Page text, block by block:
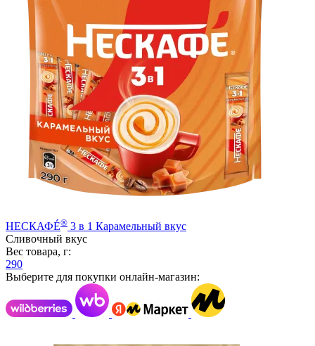
НЕСКАФÉ® 3 в 1 Карамельный вкус
Сливочный вкус
Вес товара, г:
290
Выберите для покупки онлайн-магазин: